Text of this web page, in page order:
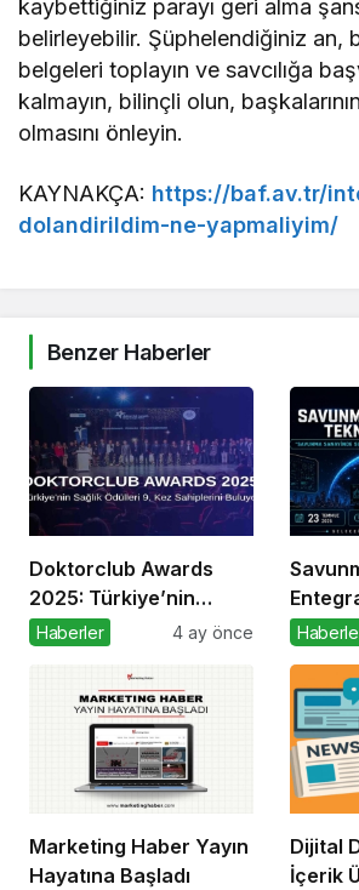
kaybettiğiniz parayı geri alma
belirleyebilir. Şüphelendiğiniz an,
belgeleri toplayın ve savcılığa
kalmayın, bilinçli olun,
olmasını önleyin.
KAYNAKÇA: https://baf.av.tr/
dolandirildim-ne-yapmaliyim/
Benzer Haberler
Doktorclub Awards
2025: Türkiye’nin
Sağlık Ödülleri 9. Kez
Haberler 4 ay önce
Marketing Haber Yayın
Hayatına Başladı
Dijital
İçerik